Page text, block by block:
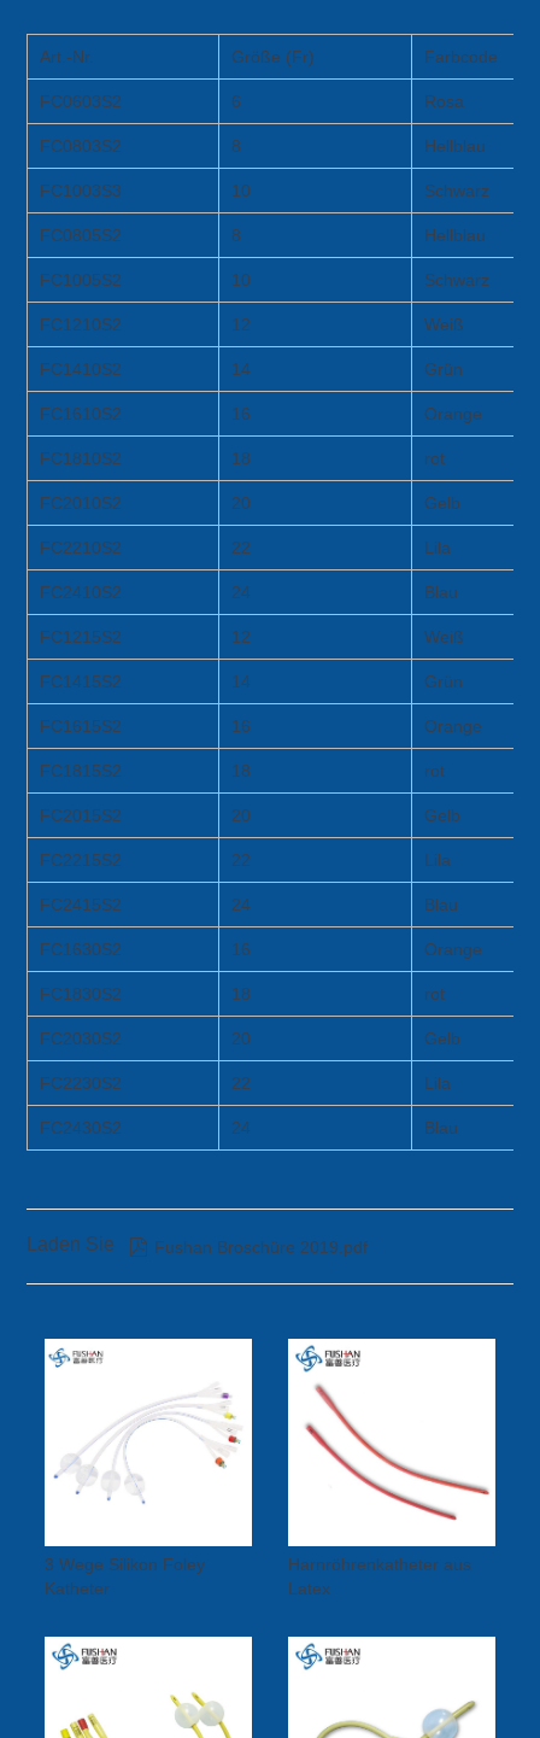
Art.-Nr. Größe (Fr) Farbcode
FC0603S2 6 Rosa
FC0803S2 8 Hellblau
FC1003S3 10 Schwarz
FC0805S2 8 Hellblau
FC1005S2 10 Schwarz
FC1210S2 12 Weiß
FC1410S2 14 Grün
FC1610S2 16 Orange
FC1810S2 18 rot
FC2010S2 20 Gelb
FC2210S2 22 Lila
FC2410S2 24 Blau
FC1215S2 12 Weiß
FC1415S2 14 Grün
FC1615S2 16 Orange
FC1815S2 18 rot
FC2015S2 20 Gelb
FC2215S2 22 Lila
FC2415S2 24 Blau
FC1630S2 16 Orange
FC1830S2 18 rot
FC2030S2 20 Gelb
FC2230S2 22 Lila
FC2430S2 24 Blau
Laden Sie  Fushan Broschüre 2019.pdf
3 Wege Silikon Foley
Katheter
Harnröhrenkatheter aus
Latex